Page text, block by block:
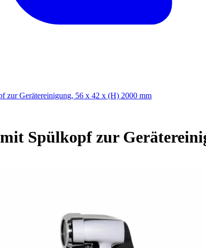
zur Gerätereinigung, 56 x 42 x (H) 2000 mm
Spülkopf zur